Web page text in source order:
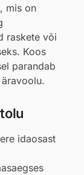
mis on
raskete või
Koos
parandab
idaosast